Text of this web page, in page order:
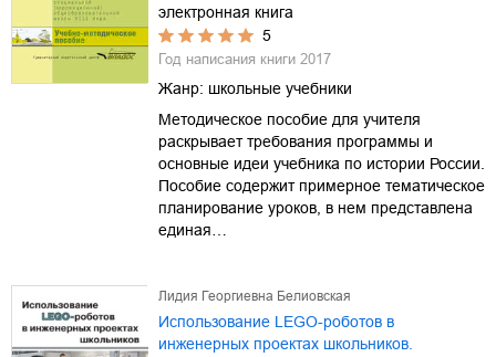
электронная книга
5
Год написания книги 2017
Жанр: школьные учебники
Методическое пособие для учителя
раскрывает требования программы и
основные идеи учебника по истории России.
Пособие содержит примерное тематическое
планирование уроков, в нем представлена
единая…
Лидия Георгиевна Белиовская
Использование LEGO-роботов в
инженерных проектах школьников.